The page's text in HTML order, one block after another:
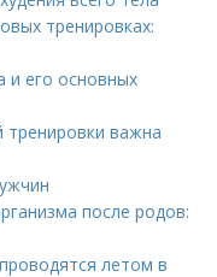
тренировках:
и его основных
тренировки важна
после родов:
летом в